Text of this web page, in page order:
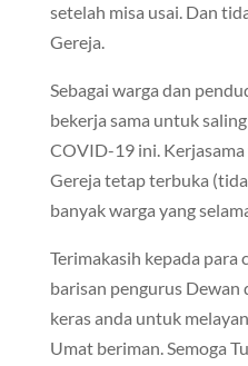
setelah misa usai. Dan
Gereja.
Sebagai warga dan
bekerja sama untuk
COVID-19 ini.
Gereja tetap terbuka
banyak warga yang
Terimakasih kepada
barisan pengurus Dewan
keras anda untuk
Umat beriman. Semoga